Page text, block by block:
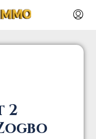
2